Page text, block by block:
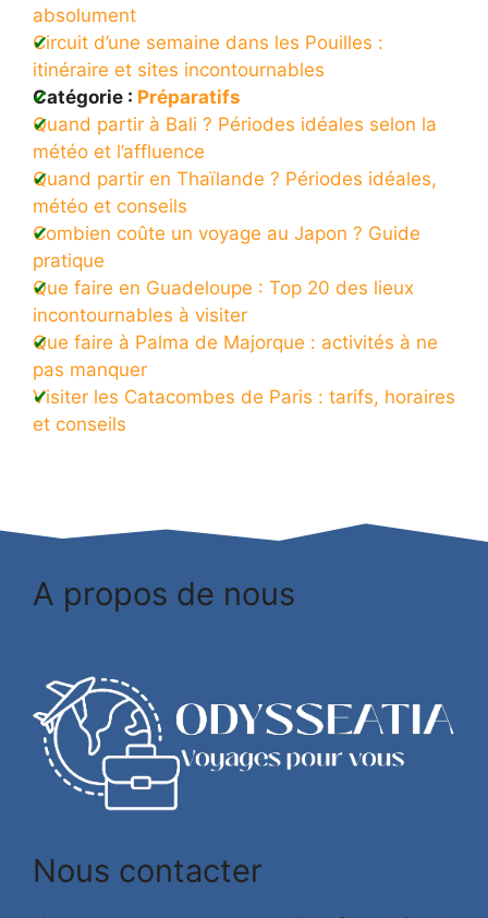
absolument
Circuit d’une semaine dans les Pouilles :
itinéraire et sites incontournables
Catégorie : Préparatifs
Quand partir à Bali ? Périodes idéales selon la
météo et l’affluence
Quand partir en Thaïlande ? Périodes idéales,
météo et conseils
Combien coûte un voyage au Japon ? Guide
pratique
Que faire en Guadeloupe : Top 20 des lieux
incontournables à visiter
Que faire à Palma de Majorque : activités à ne
pas manquer
Visiter les Catacombes de Paris : tarifs, horaires
et conseils
A propos de nous
Nous contacter